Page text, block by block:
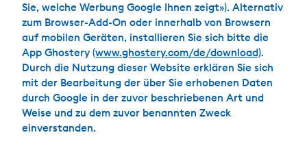
Sie, welche Werbung Google Ihnen zeigt»). Alternativ
zum Browser-Add-On oder innerhalb von Browsern
auf mobilen Geräten, installieren Sie sich bitte die
App Ghostery(www.ghostery.com/de/download).
Durch die Nutzung dieser Website erklären Sie sich
mit der Bearbeitung der über Sie erhobenen Daten
durch Google in der zuvor beschriebenen Art und
Weise und zu dem zuvor benannten Zweck
einverstanden.